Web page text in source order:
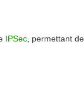
IPSec , permettant